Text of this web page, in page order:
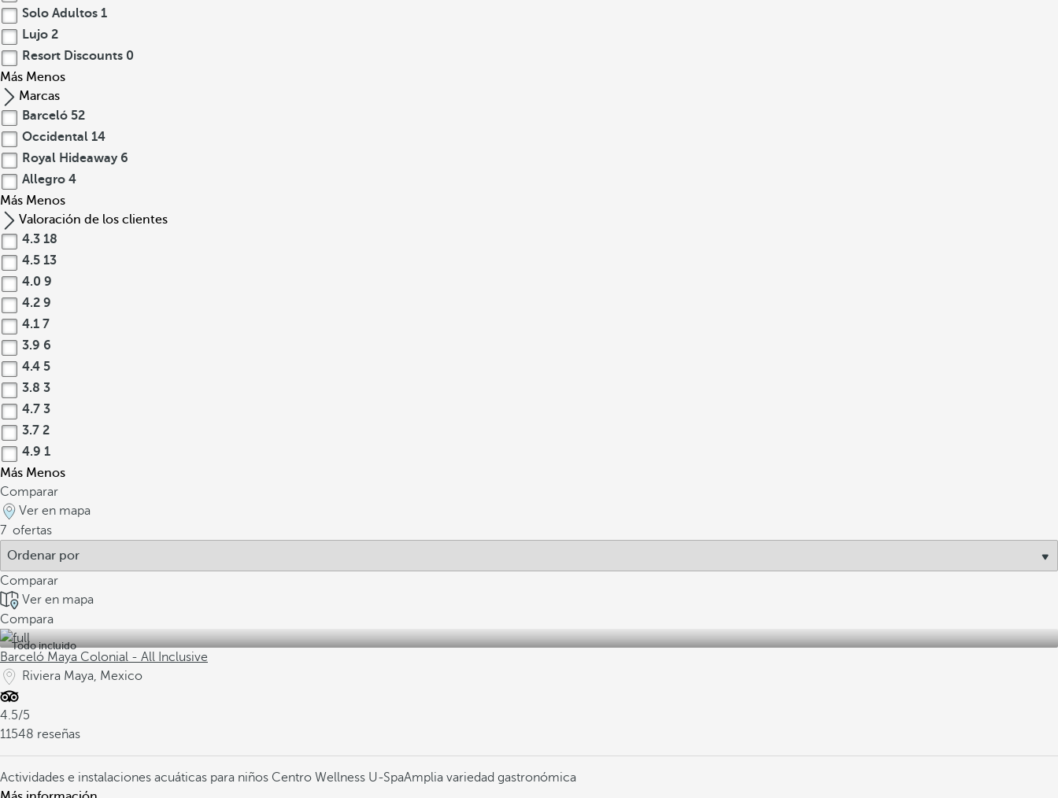
Solo Adultos 1
Lujo 2
Resort Discounts 0
Más Menos
Marcas
Barceló 52
Occidental 14
Royal Hideaway 6
Allegro 4
Más Menos
Valoración de los clientes
4.3 18
4.5 13
4.0 9
4.2 9
4.1 7
3.9 6
4.4 5
3.8 3
4.7 3
3.7 2
4.9 1
Más Menos
Comparar
Ver en mapa
7 ofertas
Comparar
Ver en mapa
Compara
Todo incluido
Barceló Maya Colonial - All Inclusive
Riviera Maya, Mexico
4.5/5
11548 reseñas
Actividades e instalaciones acuáticas para niños Centro Wellness U-SpaAmplia variedad gastronómica